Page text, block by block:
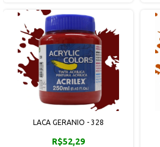
LACA GERANIO - 328
R$52,29